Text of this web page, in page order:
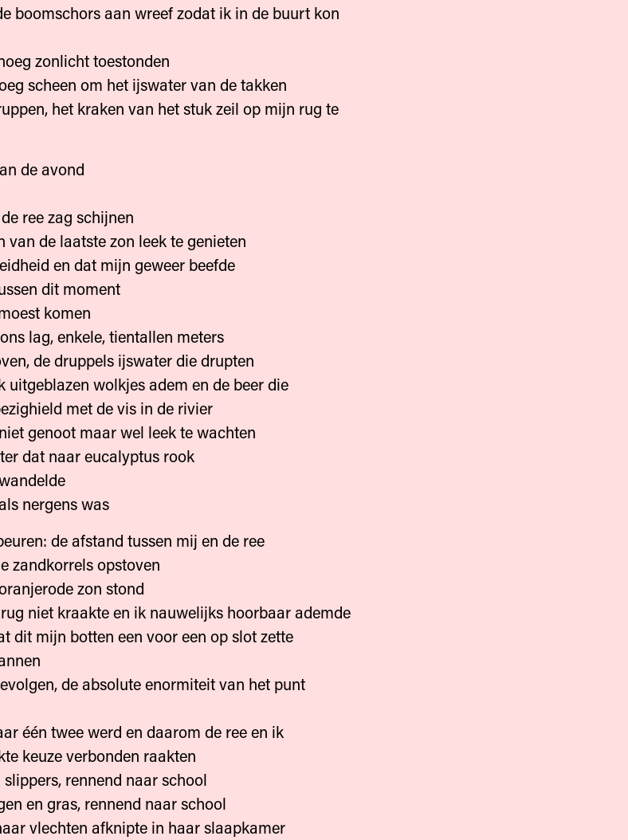
boomschors aan wreef zodat ik in de buurt kon
zonlicht toestonden
scheen om het ijswater van de takken
het kraken van het stuk zeil op mijn rug te
de avond
ree zag schijnen
van de laatste zon leek te genieten
en dat mijn geweer beefde
dit moment
komen
lag, enkele, tientallen meters
de druppels ijswater die drupten
uitgeblazen wolkjes adem en de beer die
met de vis in de rivier
genoot maar wel leek te wachten
dat naar eucalyptus rook
nergens was
de afstand tussen mij en de ree
zandkorrels opstoven
zon stond
niet kraakte en ik nauwelijks hoorbaar ademde
dit mijn botten een voor een op slot zette
de absolute enormiteit van het punt
één twee werd en daarom de ree en ik
keuze verbonden raakten
rennend naar school
en gras, rennend naar school
vlechten afknipte in haar slaapkamer